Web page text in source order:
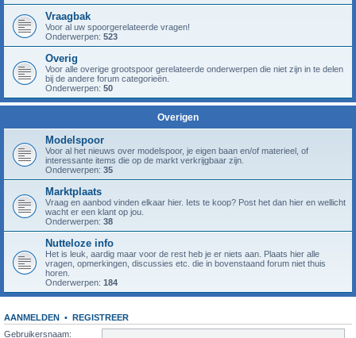
Vraagbak
Voor al uw spoorgerelateerde vragen!
Onderwerpen: 523
Overig
Voor alle overige grootspoor gerelateerde onderwerpen die niet zijn in te delen
bij de andere forum categorieën.
Onderwerpen: 50
Overigen
Modelspoor
Voor al het nieuws over modelspoor, je eigen baan en/of materieel, of
interessante items die op de markt verkrijgbaar zijn.
Onderwerpen: 35
Marktplaats
Vraag en aanbod vinden elkaar hier. Iets te koop? Post het dan hier en wellicht
wacht er een klant op jou.
Onderwerpen: 38
Nutteloze info
Het is leuk, aardig maar voor de rest heb je er niets aan. Plaats hier alle
vragen, opmerkingen, discussies etc. die in bovenstaand forum niet thuis
horen.
Onderwerpen: 184
AANMELDEN • REGISTREER
Gebruikersnaam: